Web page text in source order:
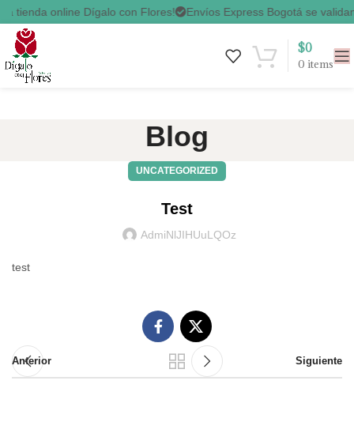
tienda online Dígalo con Flores! Envíos Express Bogotá se validan
0 items
$0
Blog
UNCATEGORIZED
Test
AdmiNlJIHUuLQOz
test
Anterior Siguiente